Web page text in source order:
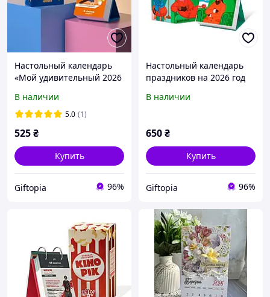
Настольный календарь
«Мой удивительный 2026
В наличии
5.0 (1)
525₴
Купить
Giftopia 96%
Настольный календарь
праздников на 2026 год
В наличии
650₴
Купить
Giftopia 96%